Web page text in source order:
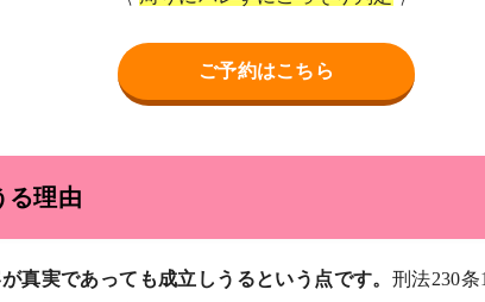
ご予約はこちら
る理由
真実であっても成立しうるという点です。 刑法230